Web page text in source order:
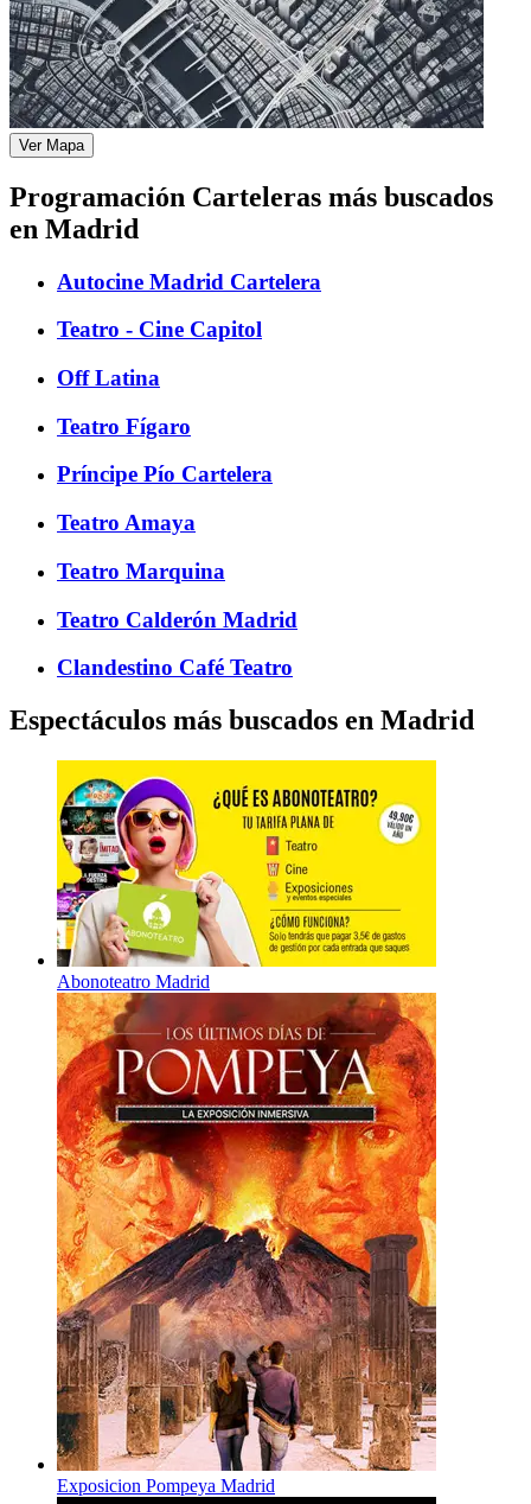
Ver Mapa
Programación Carteleras más buscados
en Madrid
Autocine Madrid Cartelera
Teatro - Cine Capitol
Off Latina
Teatro Fígaro
Príncipe Pío Cartelera
Teatro Amaya
Teatro Marquina
Teatro Calderón Madrid
Clandestino Café Teatro
Espectáculos más buscados en Madrid
Abonoteatro Madrid
Exposicion Pompeya Madrid